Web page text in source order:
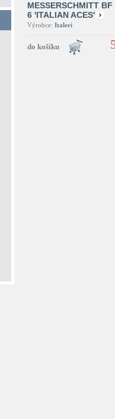
MESSERSCHMITT
6 'ITALIAN ACES'
Výrobce: Italeri